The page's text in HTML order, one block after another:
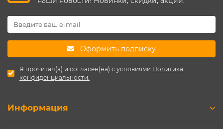
Оформить подписку
Я прочитал(а) и согласен(на) с условиями Политика
конфиденциальности.
Информация